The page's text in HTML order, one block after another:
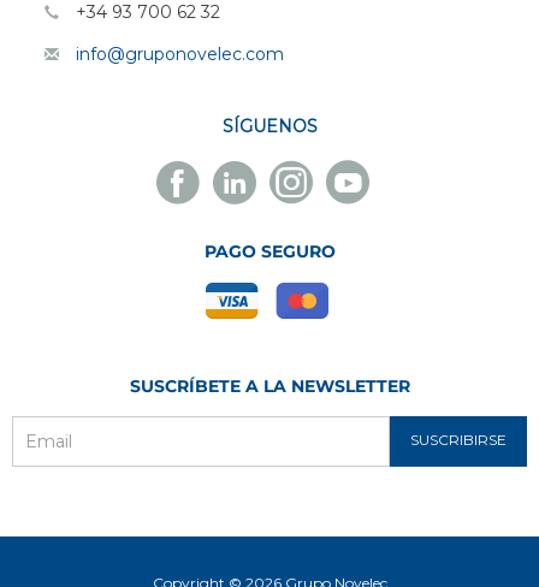
+34 93 700 62 32
info@gruponovelec.com
SÍGUENOS
Facebook
Novelec
Linkedin
Novelec
Instagram
Novelec
Youtube
Novelec
PAGO SEGURO
SUSCRÍBETE A LA NEWSLETTER
SUSCRIBIRSE
Copyright © 2026 Grupo Novelec